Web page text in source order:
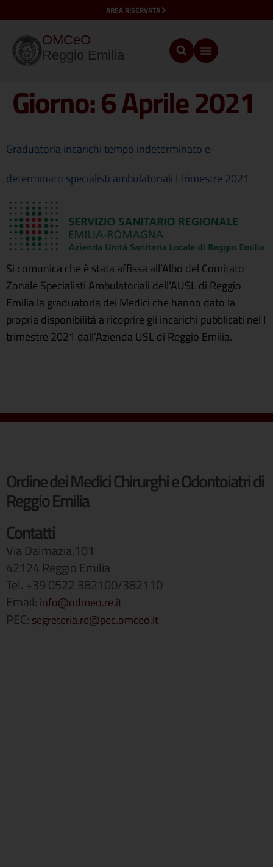
AREA RISERVATA
OMCeO
Reggio Emilia
Giorno:6 Aprile 2021
Graduatoria incarichi tempo indeterminato e
determinato specialisti ambulatoriali I trimestre 2021
Si comunica che è stata affissa all’Albo del Comitato
Zonale Specialisti Ambulatoriali dell’AUSL di Reggio
Emilia la graduatoria dei Medici che hanno dato la
propria disponibilità a ricoprire gli incarichi pubblicati nel I
trimestre 2021 dall’Azienda USL di Reggio Emilia.
Ordine dei Medici Chirurghi e Odontoiatri di
Reggio Emilia
Contatti
Via Dalmazia,101
42124 Reggio Emilia
Tel. +39 0522 382100/382110
Email: info@odmeo.re.it
PEC: segreteria.re@pec.omceo.it